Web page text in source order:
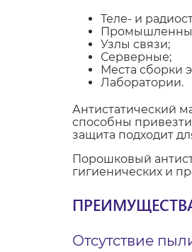
Теле- и
Узлы связи;
Серверные;
Места сборки
Лаборатории.
Антистатический
способны
защита подходит
Порошковый
гигиенических и
Отсутствие